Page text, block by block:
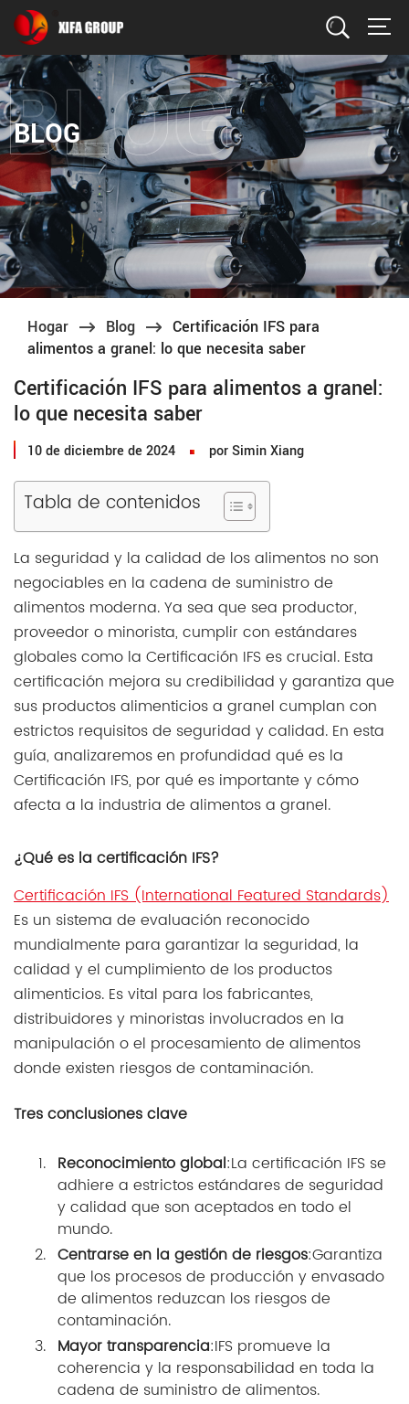
Buscar
BLOG
Hogar Blog
Certificación IFS para
alimentos a granel: lo que necesita saber
Certificación IFS para alimentos a granel:
lo que necesita saber
10 de diciembre de 2024 por Simin Xiang
Tabla de contenidos
La seguridad y la calidad de los alimentos no son
negociables en la cadena de suministro de
alimentos moderna. Ya sea que sea productor,
proveedor o minorista, cumplir con estándares
globales como la Certificación IFS es crucial. Esta
certificación mejora su credibilidad y garantiza que
sus productos alimenticios a granel cumplan con
estrictos requisitos de seguridad y calidad. En esta
guía, analizaremos en profundidad qué es la
Certificación IFS, por qué es importante y cómo
afecta a la industria de alimentos a granel.
¿Qué es la certificación IFS?
Certificación IFS (International Featured Standards)
Es un sistema de evaluación reconocido
mundialmente para garantizar la seguridad, la
calidad y el cumplimiento de los productos
alimenticios. Es vital para los fabricantes,
distribuidores y minoristas involucrados en la
manipulación o el procesamiento de alimentos
donde existen riesgos de contaminación.
Tres conclusiones clave
Reconocimiento global:La certificación IFS se
adhiere a estrictos estándares de seguridad
y calidad que son aceptados en todo el
mundo.
Centrarse en la gestión de riesgos:Garantiza
que los procesos de producción y envasado
de alimentos reduzcan los riesgos de
contaminación.
Mayor transparencia:IFS promueve la
coherencia y la responsabilidad en toda la
cadena de suministro de alimentos.